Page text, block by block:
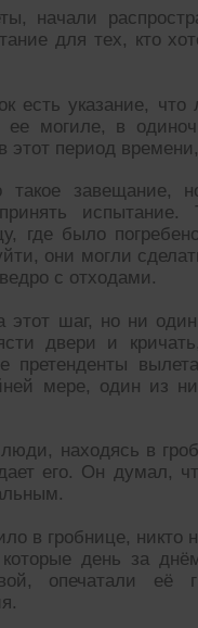
начали
для тех, кто
есть указание,
могиле, в
этот период
такое завещание,
где было
они могли
с отходами.
этот шаг, но ни
двери и
претенденты
мере, один из
находясь в
его. Он думал,
в гробнице, никто
которые день за
опечатали её